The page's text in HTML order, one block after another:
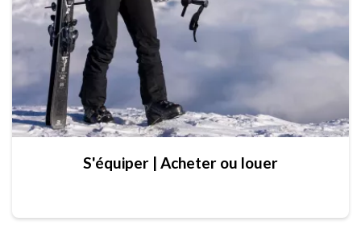
S'équiper | Acheter ou louer